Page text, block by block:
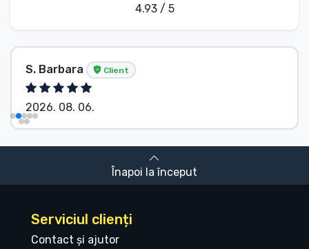
4.93 / 5
S. Barbara Client
2026. 08. 06.
Înapoi la început
Serviciul clienți
Contact și ajutor